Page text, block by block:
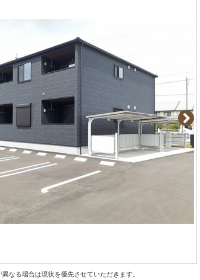
なる場合は現状を優先させていただきます。